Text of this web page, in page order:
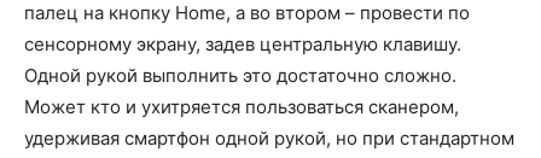
палец на кнопку Home, а во втором – провести по
сенсорному экрану, задев центральную клавишу.
Одной рукой выполнить это достаточно сложно.
Может кто и ухитряется пользоваться сканером,
удерживая смартфон одной рукой, но при стандартном